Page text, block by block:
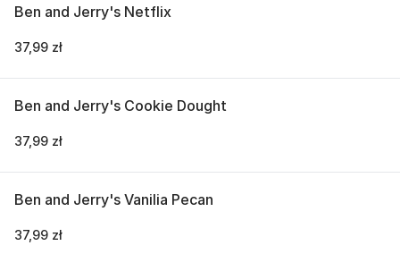
Ben and Jerry's Netflix
37,99 zł
Ben and Jerry's Cookie Dought
37,99 zł
Ben and Jerry's Vanilia Pecan
37,99 zł